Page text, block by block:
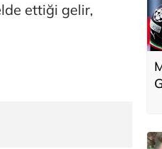
ettiği gelir,